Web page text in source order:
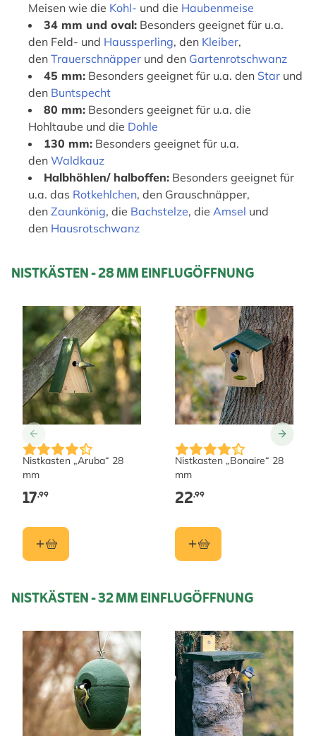
Meisen wie die Kohl- und die Haubenmeise
34 mm und oval: Besonders geeignet für u.a.
den Feld- und Haussperling, den Kleiber,
den Trauerschnäpper und den Gartenrotschwanz
45 mm: Besonders geeignet für u.a. den Star und
den Buntspecht
80 mm: Besonders geeignet für u.a. die
Hohltaube und die Dohle
130 mm: Besonders geeignet für u.a.
den Waldkauz
Halbhöhlen/ halboffen: Besonders geeignet für
u.a. das Rotkehlchen, den Grauschnäpper,
den Zaunkönig, die Bachstelze, die Amsel und
den Hausrotschwanz
NISTKÄSTEN - 28 MM EINFLUGÖFFNUNG
Nistkasten „Aruba“ 28
mm
17,99
Nistkasten „Bonaire“ 28
mm
22,99
NISTKÄSTEN - 32 MM EINFLUGÖFFNUNG